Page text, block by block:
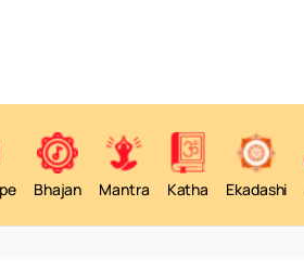
Bhajan Mantra Katha Ekadashi